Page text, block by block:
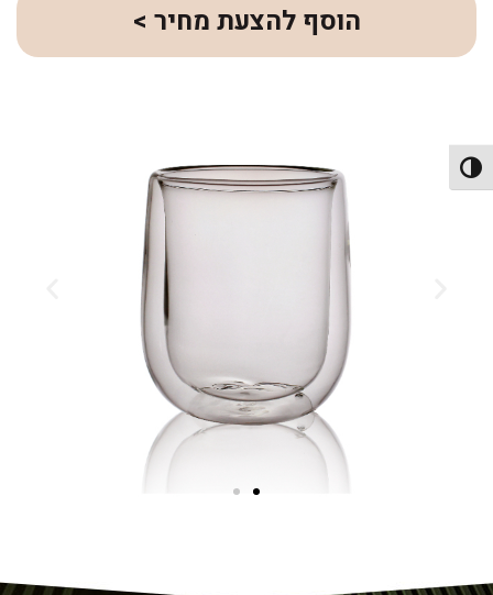
הפעל/כבה ניגודיות גבוהה
הוסף להצעת מחיר >